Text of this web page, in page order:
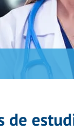
de